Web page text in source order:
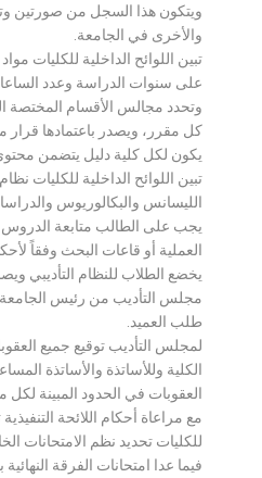
ويتكون هذا السجل من صورتين
والأخرى في الجامعة.
تبين اللوائح الداخلية للكليات
على سنوات الدراسة وعدد
وتحدد مجالس الأقسام
كل مقرر، ويصدر باعتمادها قرار
يكون لكل كلية دليل يتضمن
تبين اللوائح الداخلية للكليات
الليسانس والبكالوريوس
يجب على الطالب متابعة الدروس
العملية أو قاعات البحث وفقاً
يخضع الطلاب للنظام التأديبي
مجلس التأديب من رئيس الجامعة
طلب العميد.
لمجلس التأديب توقيع جميع
الكلية وللأساتذة والأساتذة
العقوبات في الحدود المبينة لكل
مع مراعاة أحكام اللائحة التنفيذية
للكليات تحديد نظم الامتحانات
فيما عدا امتحانات الفرقة